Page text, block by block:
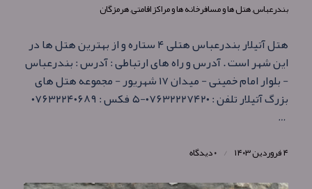
بندرعباس,هتل ها و مسافرخانه ها و مراکز اقامتی,هرمزگان
هتل آتیلار بندرعباس هتلی ۴ ستاره و از بهترین هتل ها در
این شهر است . آدرس و راه های ارتباطی : آدرس : بندرعباس
- بلوار امام خمینی - میدان ۱۷ شهریور - مجموعه هتل‌ های
بزرگ آتیلار تلفن : ۰۷۶۳۲۲۲۷۴۲۰-۵ فکس : ۰۷۶۳۲۲۴۰۶۸۹
…
۴ فروردین ۱۴۰۳ / ۰ دیدگاه